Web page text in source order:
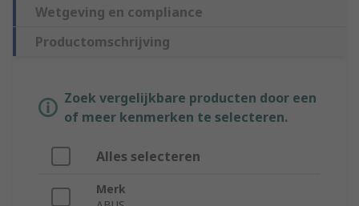
Wetgeving en compliance
Productomschrijving
Zoek vergelijkbare producten door een
of meer kenmerken te selecteren.
Alles selecteren
Merk